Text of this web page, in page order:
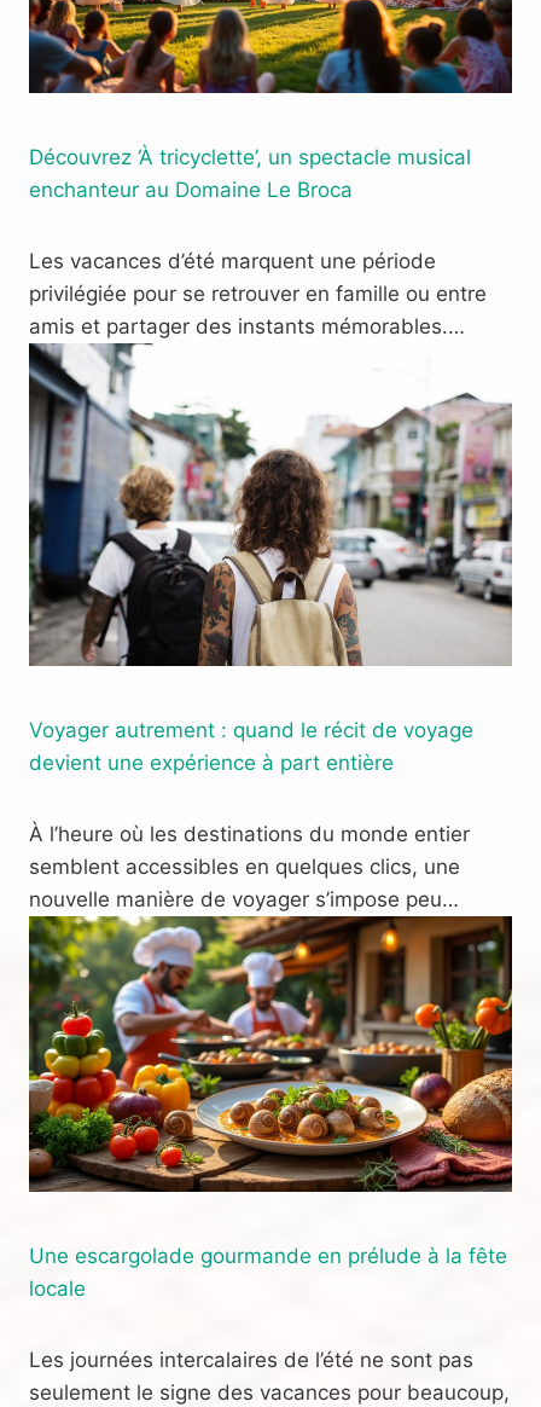
Découvrez ‘À tricyclette’, un spectacle musical
enchanteur au Domaine Le Broca
Les vacances d’été marquent une période
privilégiée pour se retrouver en famille ou entre
amis et partager des instants mémorables.…
Voyager autrement : quand le récit de voyage
devient une expérience à part entière
À l’heure où les destinations du monde entier
semblent accessibles en quelques clics, une
nouvelle manière de voyager s’impose peu…
Une escargolade gourmande en prélude à la fête
locale
Les journées intercalaires de l’été ne sont pas
seulement le signe des vacances pour beaucoup,